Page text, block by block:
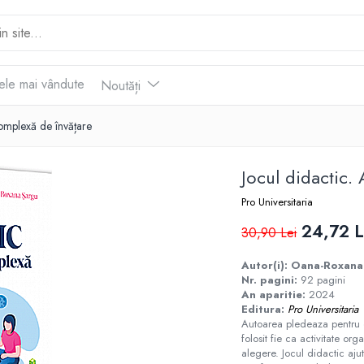
mai vândute Noutăți
de învățare
Jocul didactic.
Pro Universitaria
30,90 Lei 24,72
Autor(i): Oana-
Nr. pagini: 92 pagini
An aparitie: 2024
Editura: Pro Universitaria
Autoarea pledeaza
folosit fie ca activitate
alegere. Jocul didactic